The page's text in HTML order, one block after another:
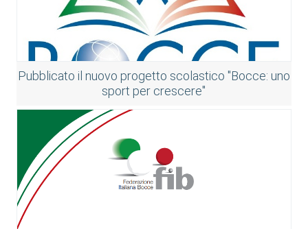
Pubblicato il nuovo progetto scolastico "Bocce: uno
sport per crescere"